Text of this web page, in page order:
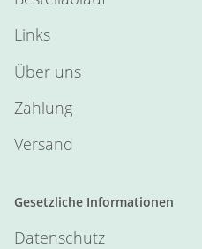
Links
Über uns
Zahlung
Versand
Gesetzliche Informationen
Datenschutz